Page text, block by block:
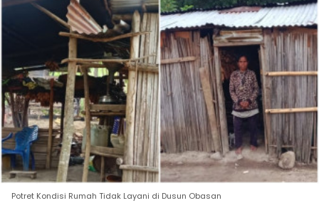
Potret Kondisi Rumah Tidak Layani di Dusun Obasan